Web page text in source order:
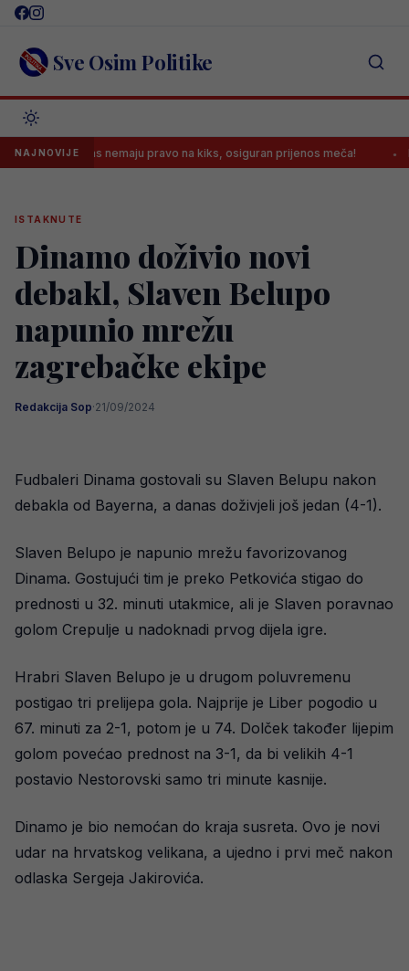
Skip
content Sve Osim Politike
NAJNOVIJEnemaju pravo na kiks, osiguran prijenos meča! Novosti
ISTAKNUTE
Dinamo doživio novi
debakl, Slaven Belupo
napunio mrežu
zagrebačke ekipe
Redakcija Sop·21/09/2024
Fudbaleri Dinama gostovali su Slaven Belupu nakon
debakla od Bayerna, a danas doživjeli još jedan (4-1).
Slaven Belupo je napunio mrežu favorizovanog
Dinama. Gostujući tim je preko Petkovića stigao do
prednosti u 32. minuti utakmice, ali je Slaven poravnao
golom Crepulje u nadoknadi prvog dijela igre.
Hrabri Slaven Belupo je u drugom poluvremenu
postigao tri prelijepa gola. Najprije je Liber pogodio u
67. minuti za 2-1, potom je u 74. Dolček također lijepim
golom povećao prednost na 3-1, da bi velikih 4-1
postavio Nestorovski samo tri minute kasnije.
Dinamo je bio nemoćan do kraja susreta. Ovo je novi
udar na hrvatskog velikana, a ujedno i prvi meč nakon
odlaska Sergeja Jakirovića.